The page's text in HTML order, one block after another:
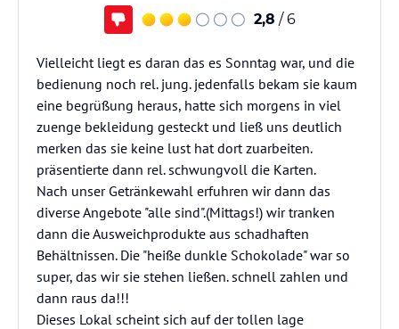
2,8 / 6
Vielleicht liegt es daran das es Sonntag war, und die
bedienung noch rel. jung. jedenfalls bekam sie kaum
eine begrüßung heraus, hatte sich morgens in viel
zuenge bekleidung gesteckt und ließ uns deutlich
merken das sie keine lust hat dort zuarbeiten.
präsentierte dann rel. schwungvoll die Karten.
Nach unser Getränkewahl erfuhren wir dann das
diverse Angebote "alle sind".(Mittags!) wir tranken
dann die Ausweichprodukte aus schadhaften
Behältnissen. Die "heiße dunkle Schokolade" war so
super, das wir sie stehen ließen. schnell zahlen und
dann raus da!!!
Dieses Lokal scheint sich auf der tollen lage